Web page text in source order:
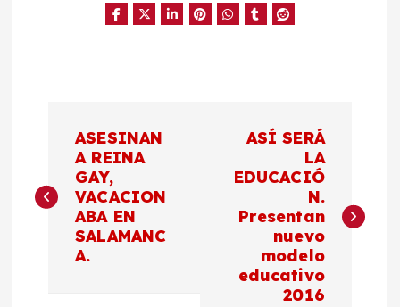
v
ASESINAN
A REINA
GAY,
VACACION
ABA EN
SALAMANC
A.
ASÍ SERÁ
LA
EDUCACIÓ
N.
Presentan
nuevo
modelo
educativo
2016